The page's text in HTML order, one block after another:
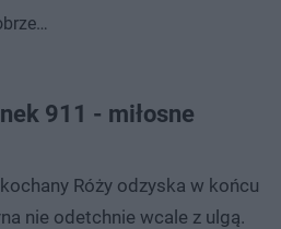
911 - miłosne
Róży odzyska w końcu
nie odetchnie wcale z ulgą.